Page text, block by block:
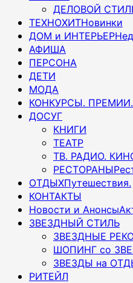
ДЕЛОВОЙ
ТЕХНОХИТНовинки
ДОМ и ИНТЕРЬЕР
АФИША
ПЕРСОНА
ДЕТИ
МОДА
КОНКУРСЫ. ПРЕМИИ.
ДОСУГ
КНИГИ
ТЕАТР
ТВ. РАДИО.
РЕСТОРАНЫ
ОТДЫХПутешествия.
КОНТАКТЫ
Новости и Анонсы
ЗВЕЗДНЫЙ СТИЛЬ
ЗВЕЗДНЫЕ
ШОПИНГ со
ЗВЕЗДЫ на
РИТЕЙЛ